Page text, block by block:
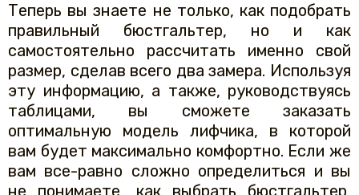
Теперь вы знаете не только, как подобрать
правильный бюстгальтер, но и как
самостоятельно рассчитать именно свой
размер, сделав всего два замера. Используя
эту информацию, а также, руководствуясь
таблицами, вы сможете заказать
оптимальную модель лифчика, в которой
вам будет максимально комфортно. Если же
вам все-равно сложно определиться и вы